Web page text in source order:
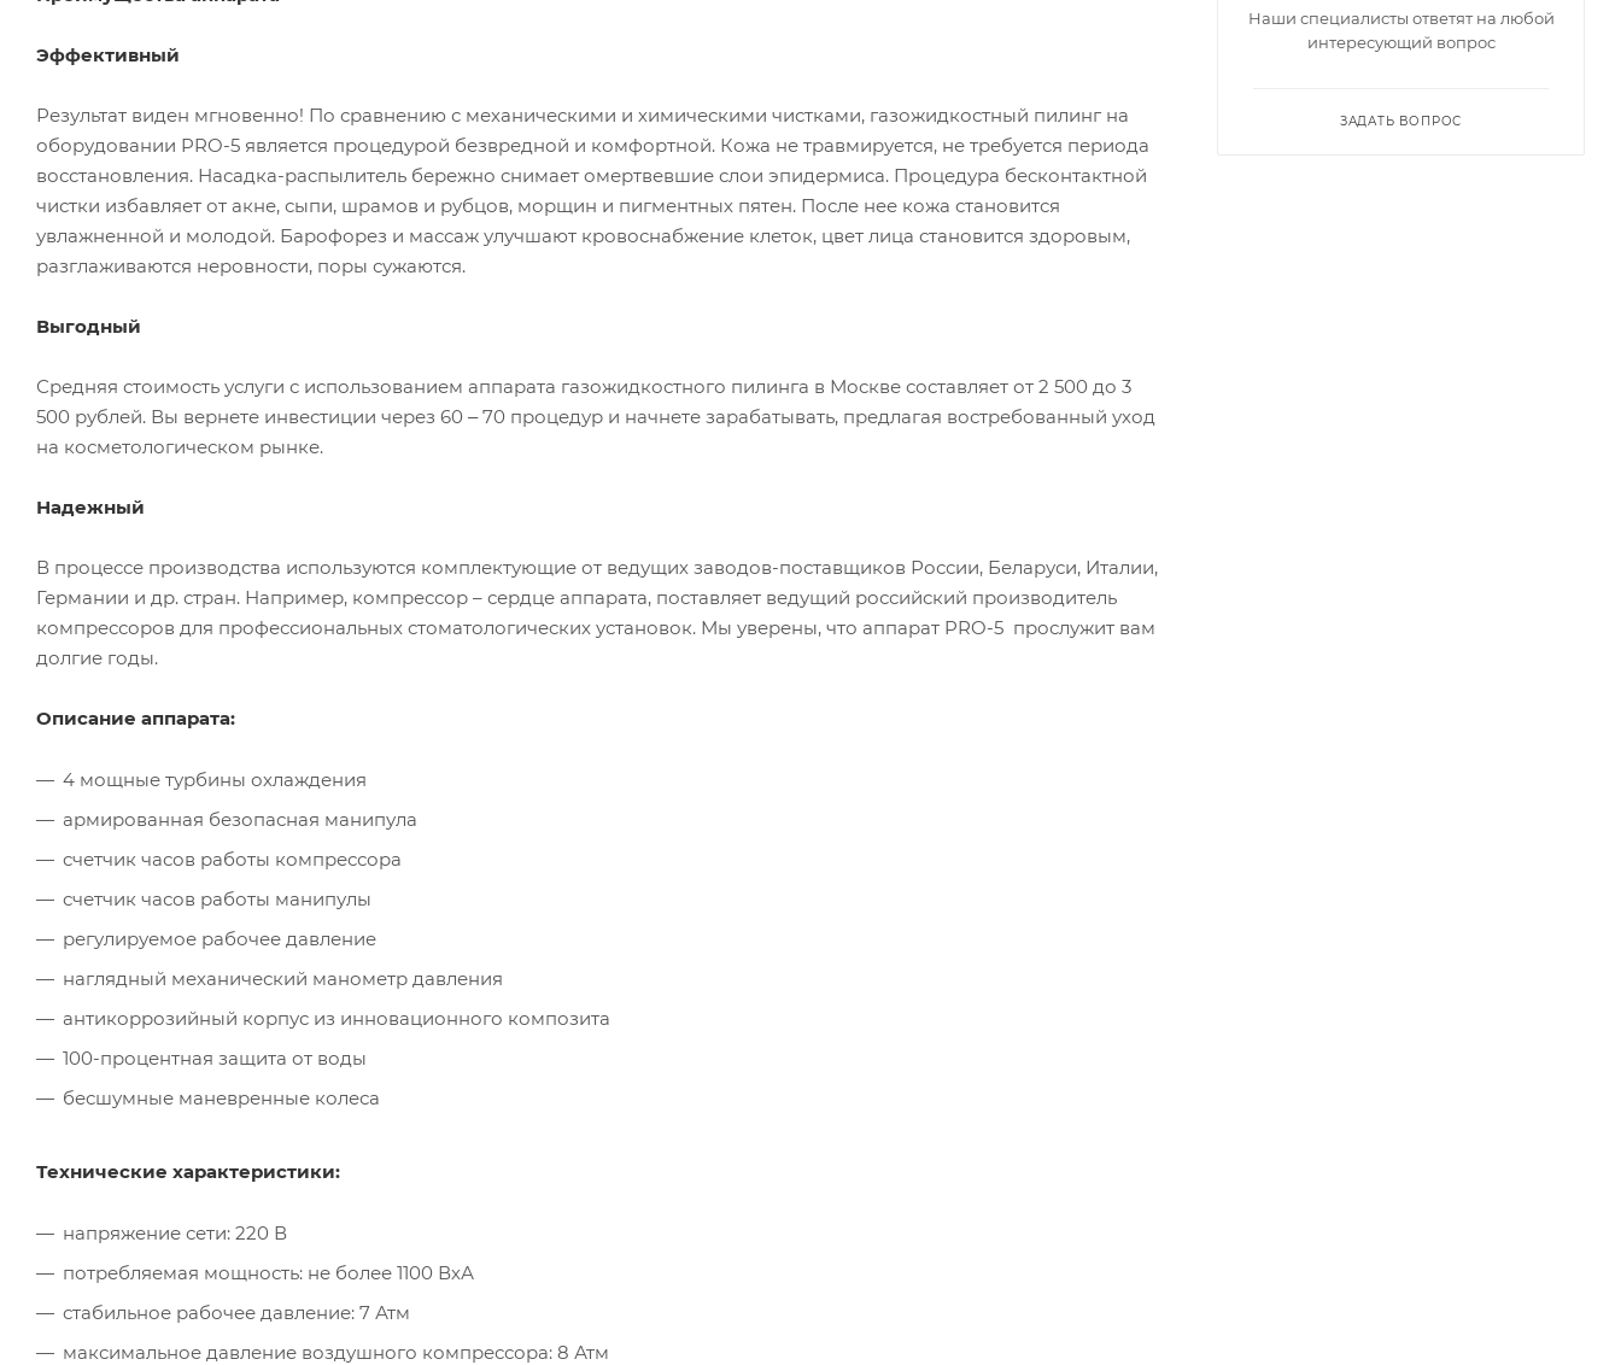
Эффективный
Результат виден мгновенно! По сравнению с механическими и химическими чистками, газожидкостный пилинг на
оборудовании PRO-5 является процедурой безвредной и комфортной. Кожа не травмируется, не требуется периода
восстановления. Насадка-распылитель бережно снимает омертвевшие слои эпидермиса. Процедура бесконтактной
чистки избавляет от акне, сыпи, шрамов и рубцов, морщин и пигментных пятен. После нее кожа становится
увлажненной и молодой. Барофорез и массаж улучшают кровоснабжение клеток, цвет лица становится здоровым,
разглаживаются неровности, поры сужаются.
Выгодный
Средняя стоимость услуги с использованием аппарата газожидкостного пилинга в Москве составляет от 2 500 до 3
500 рублей. Вы вернете инвестиции через 60 ‒ 70 процедур и начнете зарабатывать, предлагая востребованный уход
на косметологическом рынке.
Надежный
В процессе производства используются комплектующие от ведущих заводов-поставщиков России, Беларуси, Италии,
Германии и др. стран. Например, компрессор – сердце аппарата, поставляет ведущий российский производитель
компрессоров для профессиональных стоматологических установок. Мы уверены, что аппарат PRO-5 прослужит вам
долгие годы.
Описание аппарата:
4 мощные турбины охлаждения
армированная безопасная манипула
счетчик часов работы компрессора
счетчик часов работы манипулы
регулируемое рабочее давление
наглядный механический манометр давления
антикоррозийный корпус из инновационного композита
100-процентная защита от воды
бесшумные маневренные колеса
Технические характеристики:
напряжение сети: 220 В
потребляемая мощность: не более 1100 ВхА
стабильное рабочее давление: 7 Атм
максимальное давление воздушного компрессора: 8 Атм
Наши специалисты ответят на любой
интересующий вопрос
ЗАДАТЬ ВОПРОС